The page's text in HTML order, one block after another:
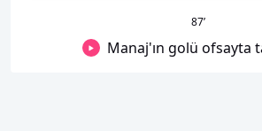
87’
Manaj'ın golü ofsayta